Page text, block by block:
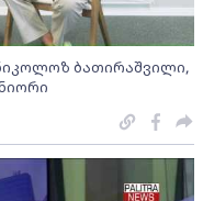
ბათირაშვილი,